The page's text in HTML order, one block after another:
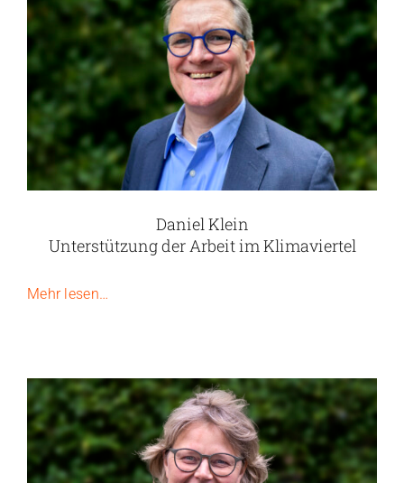
Daniel Klein
Unterstützung der Arbeit im Klimaviertel
Mehr lesen…